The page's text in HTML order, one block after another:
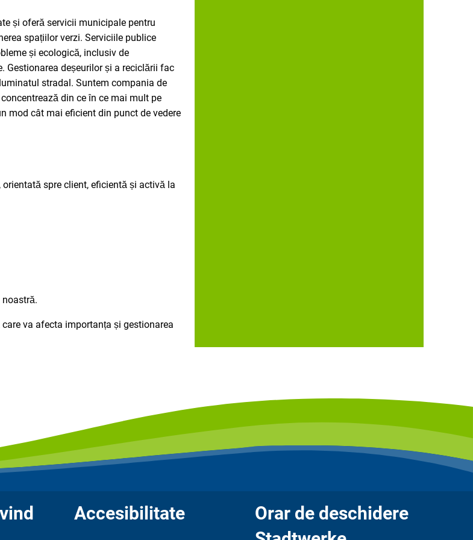
și oferă servicii municipale pentru
spațiilor verzi. Serviciile publice
și ecologică, inclusiv de
Gestionarea deșeurilor și a reciclării fac
stradal. Suntem compania de
din ce în ce mai mult pe
mod cât mai eficient din punct de vedere
spre client, eficientă și activă la
va afecta importanța și gestionarea
Accesibilitate
Orar de deschidere